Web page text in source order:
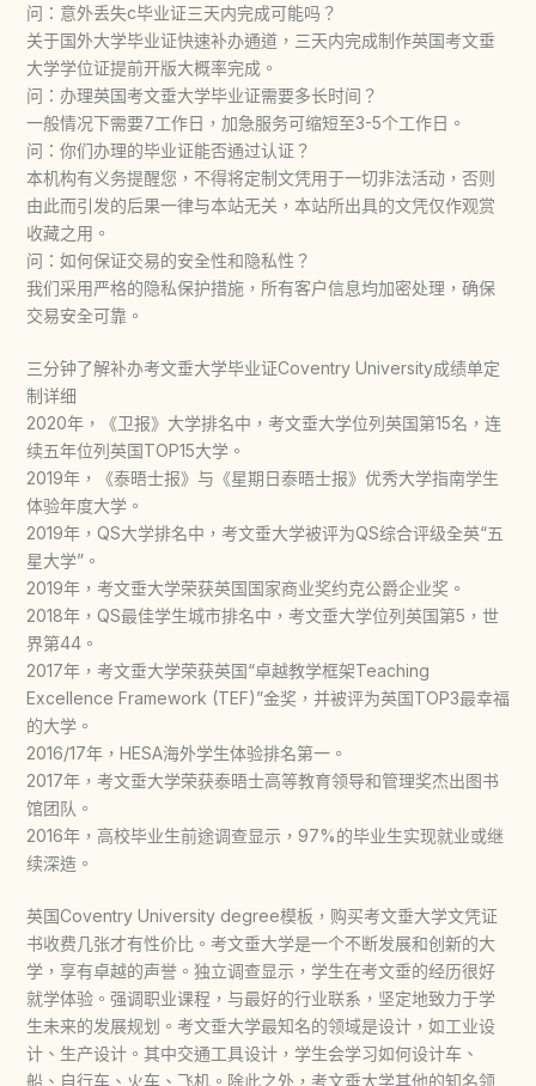
问：意外丢失c毕业证三天内完成可能吗？
关于国外大学毕业证快速补办通道，三天内完成制作英国考文垂
大学学位证提前开版大概率完成。
问：办理英国考文垂大学毕业证需要多长时间？
一般情况下需要7工作日，加急服务可缩短至3-5个工作日。
问：你们办理的毕业证能否通过认证？
本机构有义务提醒您，不得将定制文凭用于一切非法活动，否则
由此而引发的后果一律与本站无关，本站所出具的文凭仅作观赏
收藏之用。
问：如何保证交易的安全性和隐私性？
我们采用严格的隐私保护措施，所有客户信息均加密处理，确保
交易安全可靠。
三分钟了解补办考文垂大学毕业证Coventry University成绩单定
制详细
2020年，《卫报》大学排名中，考文垂大学位列英国第15名，连
续五年位列英国TOP15大学。
2019年，《泰晤士报》与《星期日泰晤士报》优秀大学指南学生
体验年度大学。
2019年，QS大学排名中，考文垂大学被评为QS综合评级全英“五
星大学”。
2019年，考文垂大学荣获英国国家商业奖约克公爵企业奖。
2018年，QS最佳学生城市排名中，考文垂大学位列英国第5，世
界第44。
2017年，考文垂大学荣获英国“卓越教学框架Teaching
Excellence Framework (TEF)”金奖，并被评为英国TOP3最幸福
的大学。
2016/17年，HESA海外学生体验排名第一。
2017年，考文垂大学荣获泰晤士高等教育领导和管理奖杰出图书
馆团队。
2016年，高校毕业生前途调查显示，97%的毕业生实现就业或继
续深造。
英国Coventry University degree模板，购买考文垂大学文凭证
书收费几张才有性价比。考文垂大学是一个不断发展和创新的大
学，享有卓越的声誉。独立调查显示，学生在考文垂的经历很好
就学体验。强调职业课程，与最好的行业联系，坚定地致力于学
生未来的发展规划。考文垂大学最知名的领域是设计，如工业设
计、生产设计。其中交通工具设计，学生会学习如何设计车、
船、自行车、火车、飞机。除此之外，考文垂大学其他的知名领